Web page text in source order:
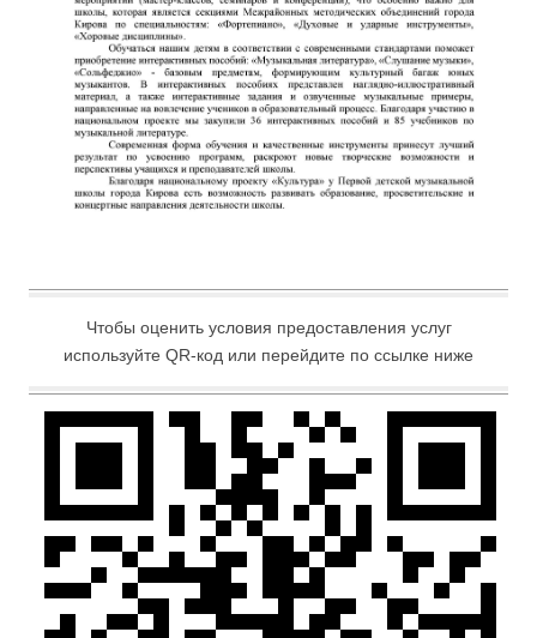
Чтобы оценить условия предоставления услуг
используйте QR-код или перейдите по ссылке ниже